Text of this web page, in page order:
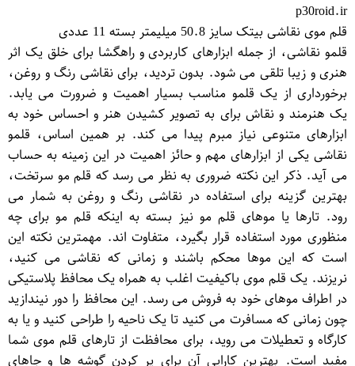
p30roid.ir
قلم موی نقاشی بیتک سایز 50.8 میلیمتر بسته 11 عددی
قلمو نقاشی، از جمله ابزارهای کاربردی و راهگشا برای خلق یک اثر
هنری و زیبا تلقی می شود. بدون تردید، برای نقاشی رنگ و روغن،
برخورداری از یک قلمو مناسب بسیار اهمیت و ضرورت می یابد.
یک هنرمند و نقاش برای به تصویر کشیدن هنر و احساس خود به
ابزارهای متنوعی نیاز مبرم پیدا می کند. بر همین اساس، قلمو
نقاشی یکی از ابزارهای مهم و حائز اهمیت در این زمینه به حساب
می آید. ذکر این نکته ضروری به نظر می رسد که قلم مو سرتخت،
بهترین گزینه برای استفاده در نقاشی رنگ و روغن به شمار می
رود. تارها یا موهای قلم مو نیز بسته به اینکه قلم مو برای چه
منظوری مورد استفاده قرار بگیرد، متفاوت اند. مهمترین نکته این
است که این موها محکم باشند و زمانی که نقاشی می کنید،
نریزند. یک قلم موی باکیفیت اغلب به همراه یک محافظ پلاستیکی
در اطراف موهای خود به فروش می رسد. این محافظ را دور نیندازید
چون زمانی که مسافرت می کنید تا یک ناحیه را طراحی کنید و یا به
کارگاه و تعطیلات می روید، برای محافظت از تارهای قلم موی شما
مفید است. بهترین کارایی آن برای پر کردن گوشه ها و جاهای